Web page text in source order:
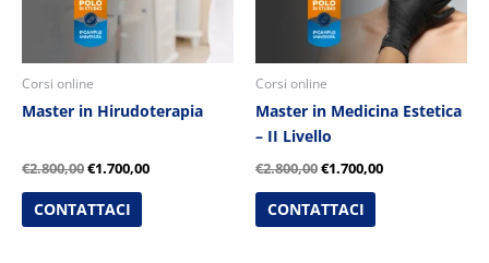
Corsi online
Master in Hirudoterapia
€2.800,00€1.700,00
CONTATTACI
Corsi online
Master in Medicina Estetica
– II Livello
€2.800,00€1.700,00
CONTATTACI